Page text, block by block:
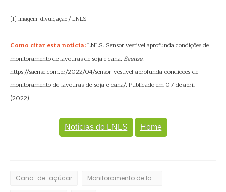
[1] Imagem: divulgação / LNLS
Como citar esta notícia:LNLS. Sensor vestível aprofunda condições de
monitoramento de lavouras de soja e cana. Saense.
https://saense.com.br/2022/04/sensor-vestivel-aprofunda-condicoes-de-
monitoramento-de-lavouras-de-soja-e-cana/. Publicado em 07 de abril
(2022).
Notícias do LNLS Home
Cana-de-açúcar Monitoramento de lavouras